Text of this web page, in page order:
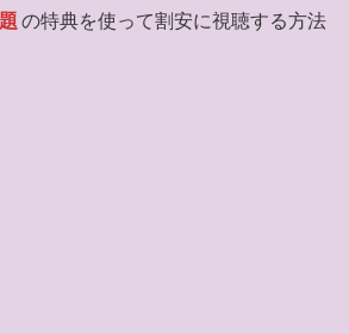
の特典を使って割安に視聴する方法